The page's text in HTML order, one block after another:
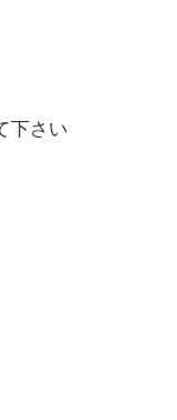
下さい